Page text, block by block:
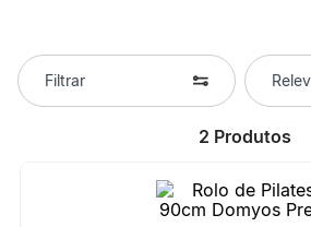
5ºFutebol Campo
Filtrar
2 Produtos